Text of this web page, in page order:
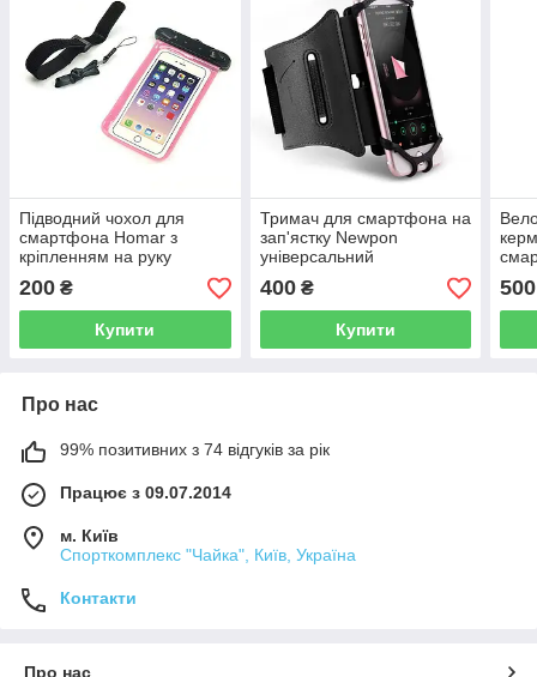
Підводний чохол для
смартфона Homar з
кріпленням на руку
рожевий
200 ₴
Купити
Тримач для смартфона на
зап'ястку Newpon
універсальний
400₴
Купити
500
Про нас
99% позитивних з 74 відгуків за рік
Працює з 09.07.2014
м. Київ
Спорткомплекс "Чайка", Київ, Україна
Контакти
Про нас